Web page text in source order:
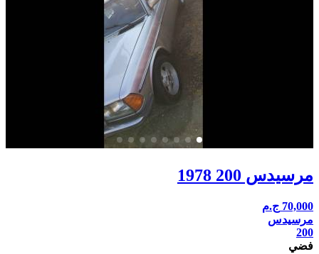
مرسيدس 200 1978
70,000 ج.م
مرسيدس
200
فضي